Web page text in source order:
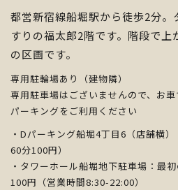
都営新宿線船堀駅から徒歩2分。
すりの福太郎2階です。階段で上
の区画です。
専用駐輪場あり（建物隣）
専用駐車場はございませんので、お
パーキングをご利用ください
・Dパーキング船堀4丁目6（店舗横
60分100円）
・タワーホール船堀地下駐車場：最
100円（営業時間8:30-22:00）